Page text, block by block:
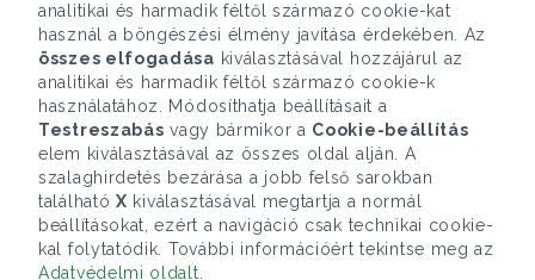
analitikai és harmadik féltől származó cookie-kat
használ a böngészési élmény javítása érdekében. Az
összes elfogadása kiválasztásával hozzájárul az
analitikai és harmadik féltől származó cookie-k
használatához. Módosíthatja beállításait a
Testreszabás vagy bármikor a Cookie-beállítás
elem kiválasztásával az összes oldal alján. A
szalaghirdetés bezárása a jobb felső sarokban
található X kiválasztásával megtartja a normál
beállításokat, ezért a navigáció csak technikai cookie-
kal folytatódik. További információért tekintse meg az
Adatvédelmi oldalt